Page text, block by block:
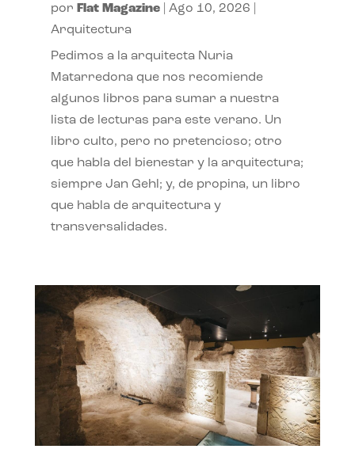
por Flat Magazine| Ago 10, 2026
Arquitectura
Pedimos a la arquitecta Nuria
Matarredona que nos recomiende
algunos libros para sumar a nuestra
lista de lecturas para este verano. Un
libro culto, pero no pretencioso; otro
que habla del bienestar y la arquitectura;
siempre Jan Gehl; y, de propina, un libro
que habla de arquitectura y
transversalidades.